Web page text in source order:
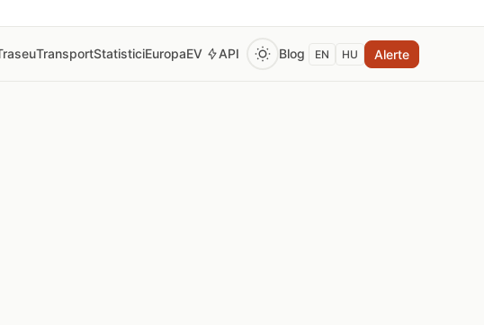
TransportStatisticiEuropaEV API Blog EN HU Alerte